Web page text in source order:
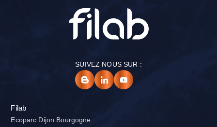
SUIVEZ NOUS SUR :
Filab
Ecoparc Dijon Bourgogne